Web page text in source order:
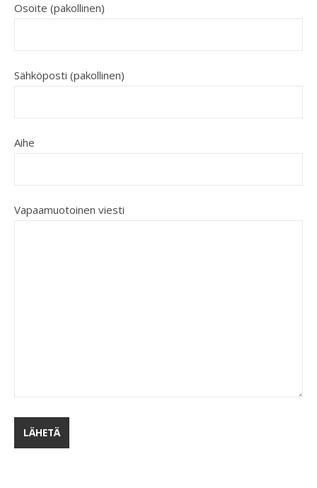
Osoite (pakollinen)
Sähköposti (pakollinen)
Aihe
Vapaamuotoinen viesti